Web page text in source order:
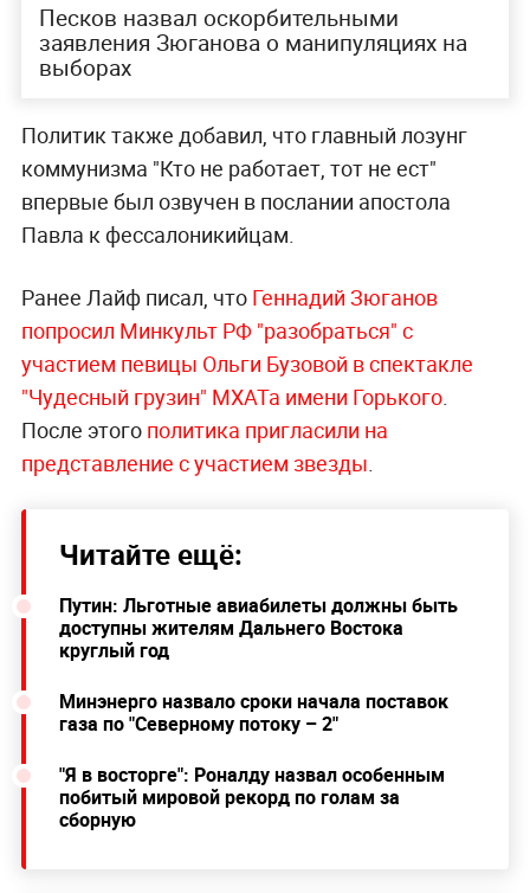
Песков назвал оскорбительными
заявления Зюганова о манипуляциях на
выборах
Политик также добавил, что главный лозунг
коммунизма "Кто не работает, тот не ест"
впервые был озвучен в послании апостола
Павла к фессалоникийцам.
Ранее Лайф писал, что Геннадий Зюганов
попросил Минкульт РФ "разобраться" с
участием певицы Ольги Бузовой в спектакле
"Чудесный грузин" МХАТа имени Горького.
После этого политика пригласили на
представление с участием звезды.
Читайте ещё:
Путин: Льготные авиабилеты должны быть
доступны жителям Дальнего Востока
круглый год
Минэнерго назвало сроки начала поставок
газа по "Северному потоку – 2"
"Я в восторге": Роналду назвал особенным
побитый мировой рекорд по голам за
сборную